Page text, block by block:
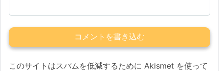
コメントを書き込む
このサイトはスパムを低減するために Akismet を使って